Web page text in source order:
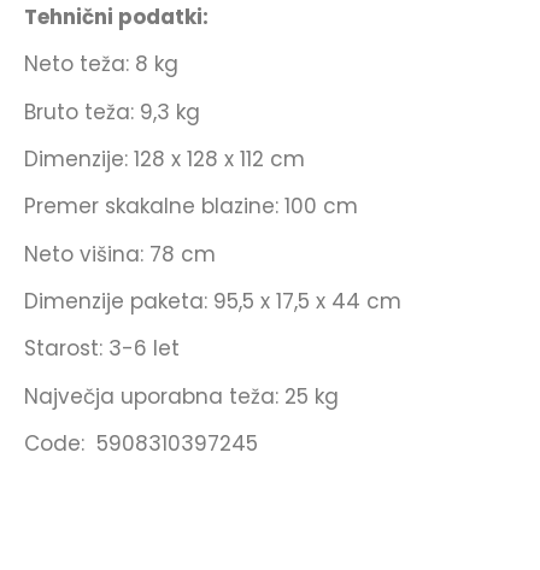
Tehnični podatki:
Neto teža: 8 kg
Bruto teža: 9,3 kg
Dimenzije: 128 x 128 x 112 cm
Premer skakalne blazine: 100 cm
Neto višina: 78 cm
Dimenzije paketa: 95,5 x 17,5 x 44 cm
Starost: 3-6 let
Največja uporabna teža: 25 kg
Code: 5908310397245